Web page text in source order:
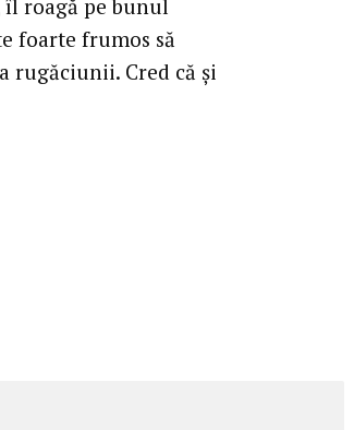
îl roagă pe bunul
foarte frumos să
rugăciunii. Cred că și